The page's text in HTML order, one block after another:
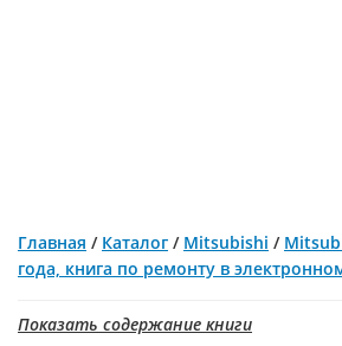
Главная / Каталог / Mitsubishi /
года, книга по ремонту в
Показать содержание книги